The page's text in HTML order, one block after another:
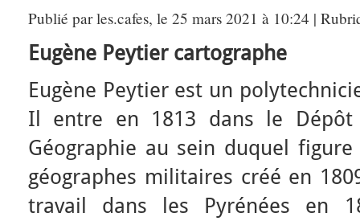
Publié par les.cafes, le 25 mars 2021 à 10:24 |
Eugène Peytier cartographe
Eugène Peytier est un
Il entre en 1813 dans le
Géographie au sein duquel
géographes militaires créé en
travail dans les Pyrénées